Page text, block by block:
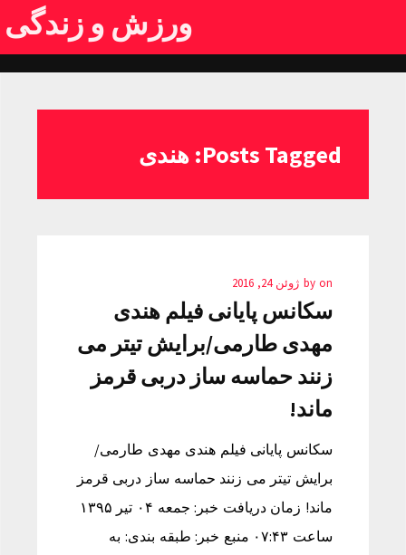
ورزش و زندگی
Posts Tagged: هندی
by on ژوئن 24, 2016
سکانس پایانی فیلم هندی
مهدی طارمی/برایش تیتر می
زنند حماسه ساز دربی قرمز
ماند!
سکانس پایانی فیلم هندی مهدی طارمی/
برایش تیتر می زنند حماسه ساز دربی قرمز
ماند! زمان دریافت خبر: جمعه ۰۴ تیر ۱۳۹۵
ساعت ۰۷:۴۳ منبع خبر: طبقه بندی: به